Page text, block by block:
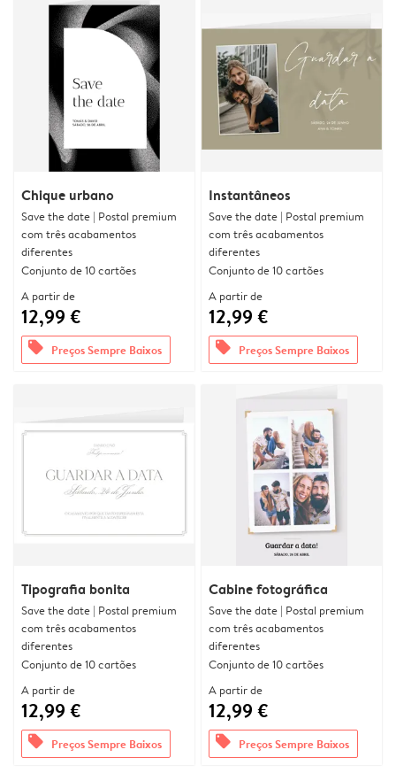
Chique urbano
Save the date | Postal premium
com três acabamentos
diferentes
Conjunto de 10 cartões
A partir de
12,99 €
offers Preços Sempre Baixos
Instantâneos
Save the date | Postal premium
com três acabamentos
diferentes
Conjunto de 10 cartões
A partir de
12,99 €
offers Preços Sempre Baixos
Tipografia bonita
Save the date | Postal premium
com três acabamentos
diferentes
Conjunto de 10 cartões
A partir de
12,99 €
offers Preços Sempre Baixos
Cabine fotográfica
Save the date | Postal premium
com três acabamentos
diferentes
Conjunto de 10 cartões
A partir de
12,99 €
offers Preços Sempre Baixos